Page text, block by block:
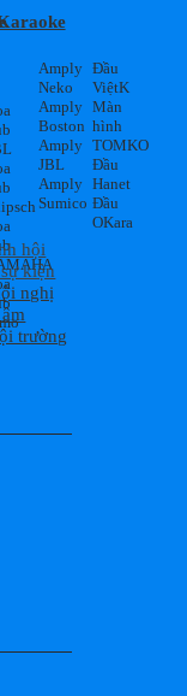
Amply
Neko
Amply
Boston
Amply
JBL
Amply
Sumico
Đầu
ViệtK
Màn
hình
TOMKO
Đầu
Hanet
Đầu
OKara
hội
kiện
nghị
trường